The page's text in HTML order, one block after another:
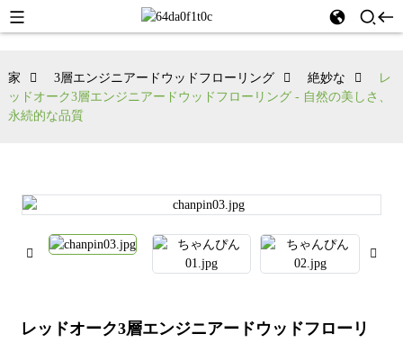
家 3層エンジニアードウッドフローリング 絶妙な
レ
ッドオーク3層エンジニアードウッドフローリング - 自然の美しさ、
永続的な品質
レッドオーク3層エンジニアードウッドフローリ